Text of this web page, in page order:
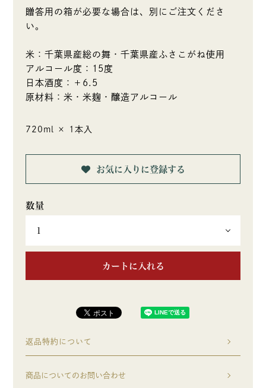
贈答用の箱が必要な場合は、別にご注文くださ
い。
米：千葉県産総の舞・千葉県産ふさこがね使用
アルコール度：15度
日本酒度：＋6.5
原材料：米・米麹・醸造アルコール
720ml × 1本入
お気に入りに登録する
カートに入れる
返品特約について
商品についてのお問い合わせ